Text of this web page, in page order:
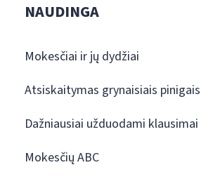
NAUDINGA
Mokesčiai ir jų dydžiai
Atsiskaitymas grynaisiais pinigais
Dažniausiai užduodami klausimai
Mokesčių ABC